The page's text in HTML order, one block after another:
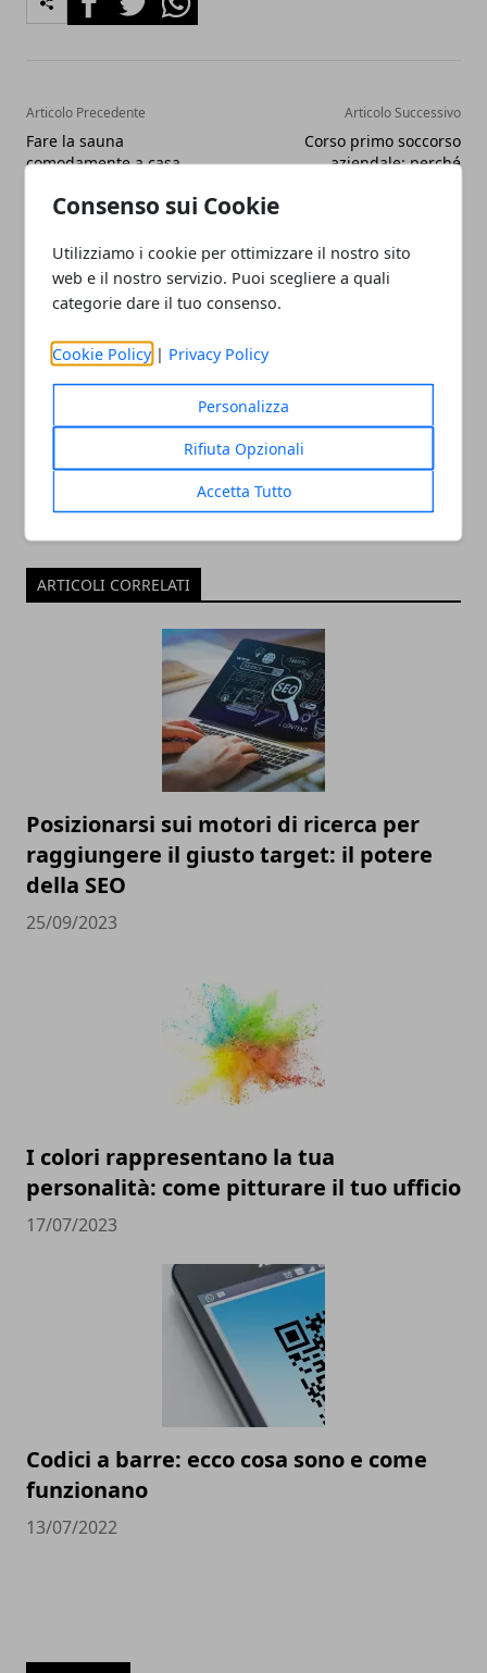
Consenso sui Cookie
Utilizziamo i cookie per ottimizzare il nostro sito
web e il nostro servizio. Puoi scegliere a quali
categorie dare il tuo consenso.
Cookie Policy | Privacy Policy
Personalizza
Rifiuta Opzionali
Accetta Tutto
Articolo Precedente
Fare la sauna
comodamente a casa
che farlo
Articolo Successivo
Corso primo soccorso
aziendale: perché
Redazione
ARTICOLI CORRELATI
Posizionarsi sui motori di ricerca per
raggiungere il giusto target: il potere
della SEO
25/09/2023
I colori rappresentano la tua
personalità: come pitturare il tuo ufficio
17/07/2023
Codici a barre: ecco cosa sono e come
funzionano
13/07/2022